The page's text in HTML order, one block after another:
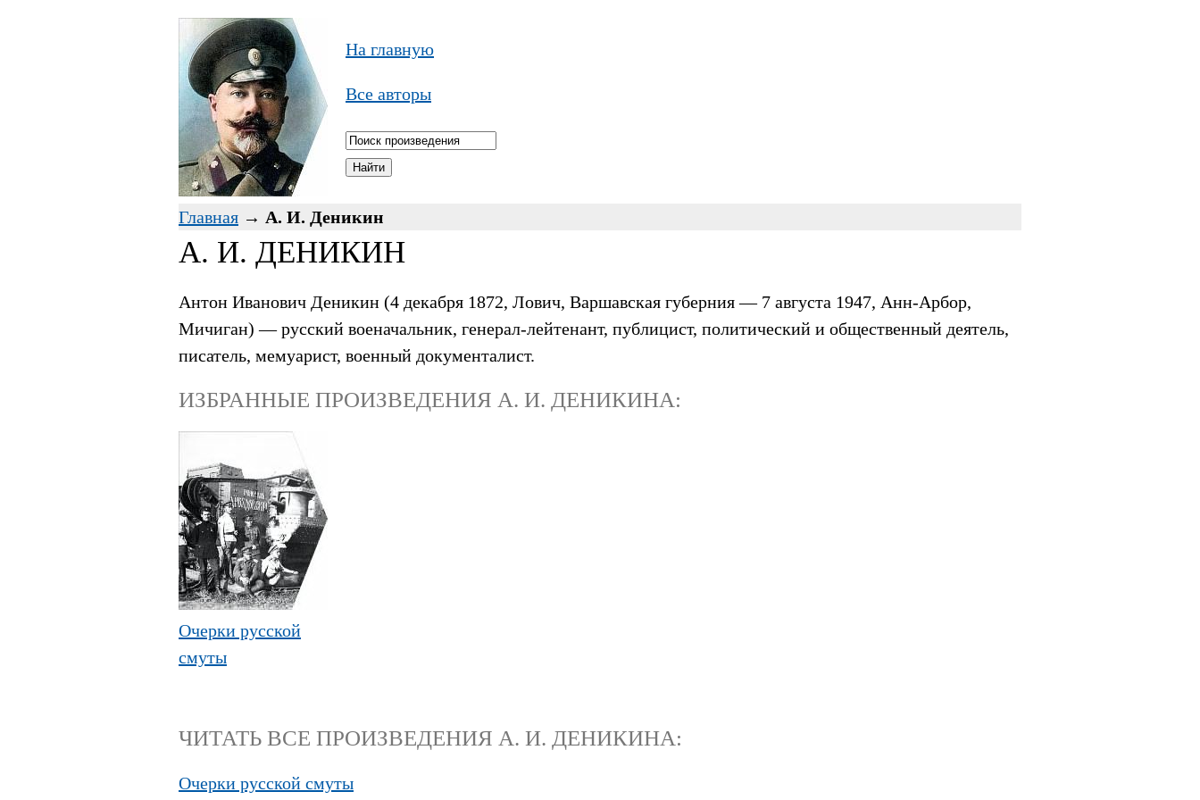
На главную
Все авторы
Главная → А. И. Деникин
А. И. ДЕНИКИН
Антон Иванович Деникин (4 декабря 1872, Лович, Варшавская губерния — 7 августа 1947, Анн-Арбор,
Мичиган) — русский военачальник, генерал-лейтенант, публицист, политический и общественный деятель,
писатель, мемуарист, военный документалист.
ИЗБРАННЫЕ ПРОИЗВЕДЕНИЯ А. И. ДЕНИКИНА:
Очерки русской
смуты
ЧИТАТЬ ВСЕ ПРОИЗВЕДЕНИЯ А. И. ДЕНИКИНА:
Очерки русской смуты